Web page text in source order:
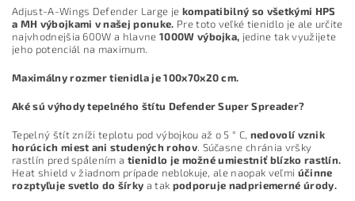
Adjust-A-Wings Defender Large je kompatibilný so všetkými HPS
a MH výbojkami v našej ponuke. Pre toto veľké tienidlo je ale určite
najvhodnejšia 600W a hlavne 1000W výbojka, jedine tak využijete
jeho potenciál na maximum.
Maximálny rozmer tienidla je 100x70x20 cm.
Aké sú výhody tepelného štítu Defender Super Spreader?
Tepelný štít zníži teplotu pod výbojkou až o 5 ° C, nedovolí vznik
horúcich miest ani studených rohov. Súčasne chránia vršky
rastlín pred spálením a tienidlo je možné umiestniť blízko rastlín.
Heat shield v žiadnom prípade neblokuje, ale naopak veľmi účinne
rozptyľuje svetlo do šírky a tak podporuje nadpriemerné úrody.